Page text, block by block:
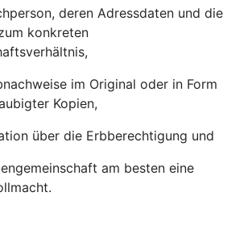
deren Adressdaten und die
konkreten
im Original oder in Form
Kopien,
über die Erbberechtigung und
am besten eine